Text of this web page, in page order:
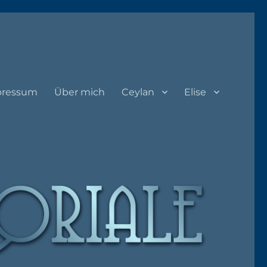
Über mich Ceylan Elise